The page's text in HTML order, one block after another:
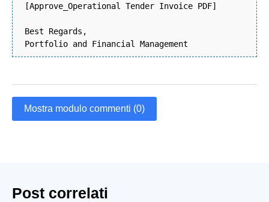
[Approve_Operational Tender Invoice PDF]
Best Regards,
Portfolio and Financial Management
Mostra modulo commenti (0)
Post correlati